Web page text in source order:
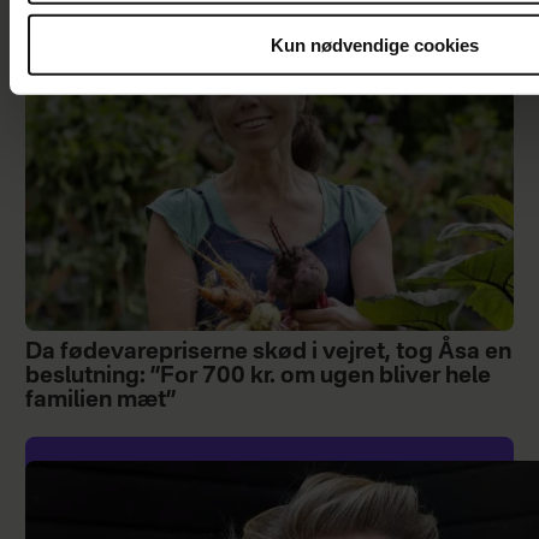
Kun nødvendige cookies
Da fødevarepriserne skød i vejret, tog Åsa en
beslutning: ”For 700 kr. om ugen bliver hele
familien mæt”